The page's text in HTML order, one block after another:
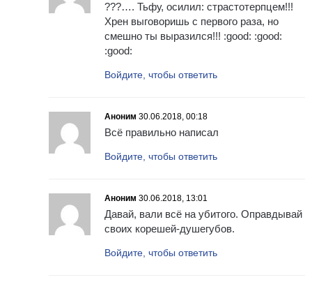
???…. Тьфу, осилил: страстотерпцем!!!
Xpeн выговоришь с первого раза, но
смешно ты выразился!!! :good: :good:
:good:
Войдите, чтобы ответить
Аноним 30.06.2018, 00:18
Всё правильно написал
Войдите, чтобы ответить
Аноним 30.06.2018, 13:01
Давай, вали всё на убитого. Оправдывай
своих корешей-душегубов.
Войдите, чтобы ответить